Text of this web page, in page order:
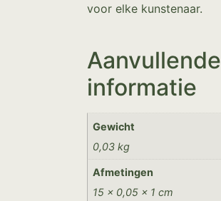
voor elke kunstenaar.
Aanvullende
informatie
Gewicht
0,03 kg
Afmetingen
15 × 0,05 × 1 cm